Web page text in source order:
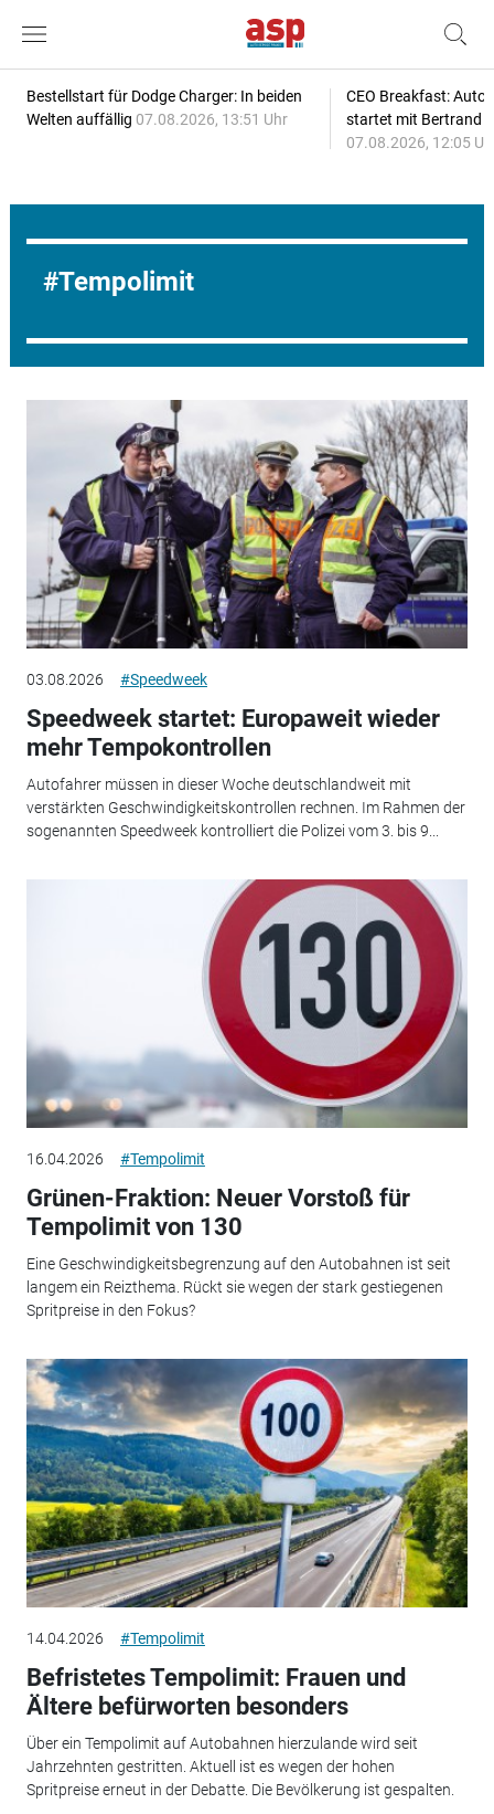
Bestellstart für Dodge Charger: In beiden
Welten auffällig 07.08.2026, 13:51 Uhr
CEO Breakfast:
startet mit Bertrand
07.08.2026, 12:05
Tempolimit
03.08.2026 #Speedweek
Speedweek startet: Europaweit wieder
mehr Tempokontrollen
Autofahrer müssen in dieser Woche deutschlandweit mit
verstärkten Geschwindigkeitskontrollen rechnen. Im Rahmen der
sogenannten Speedweek kontrolliert die Polizei vom 3. bis 9...
16.04.2026 #Tempolimit
Grünen-Fraktion: Neuer Vorstoß für
Tempolimit von 130
Eine Geschwindigkeitsbegrenzung auf den Autobahnen ist seit
langem ein Reizthema. Rückt sie wegen der stark gestiegenen
Spritpreise in den Fokus?
14.04.2026 #Tempolimit
Befristetes Tempolimit: Frauen und
Ältere befürworten besonders
Über ein Tempolimit auf Autobahnen hierzulande wird seit
Jahrzehnten gestritten. Aktuell ist es wegen der hohen
Spritpreise erneut in der Debatte. Die Bevölkerung ist gespalten.